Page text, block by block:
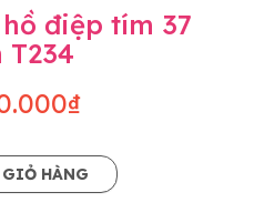
điệp tím 37
T234
GIỎ HÀNG